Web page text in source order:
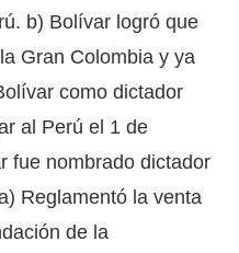
b) Bolívar logró que
Gran Colombia y ya
como dictador
al Perú el 1 de
fue nombrado dictador
Reglamentó la venta
de la